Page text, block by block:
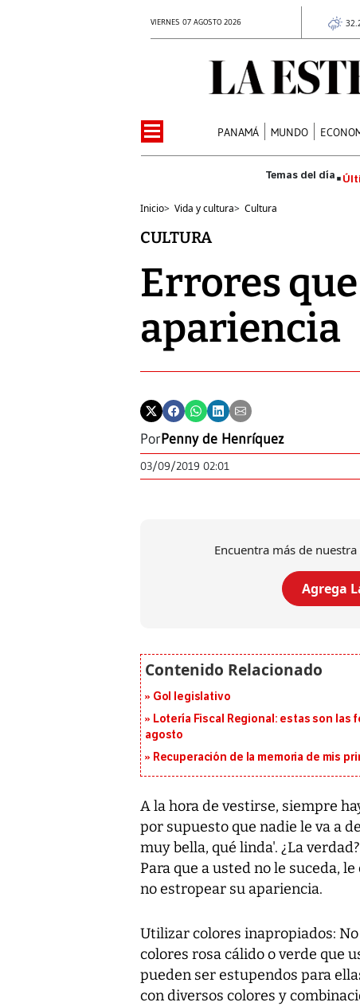
VIERNES 07 AGOSTO 2026
PANAMÁ MUNDO
Inicio> Vida y cultura> Cultura
CULTURA
Errores
apariencia
PorPenny de Henríquez
03/09/2019 02:01
Encuentra más de
Agrega
Gol legislativo
Lotería Fiscal Regional: estas son
agosto
Recuperación de la memoria de mis
A la hora de vestirse, siempre
por supuesto que nadie le va a
muy bella, qué linda'. ¿La
Para que a usted no le suceda,
no estropear su apariencia.
Utilizar colores inapropiados:
colores rosa cálido o verde que
pueden ser estupendos para
con diversos colores y